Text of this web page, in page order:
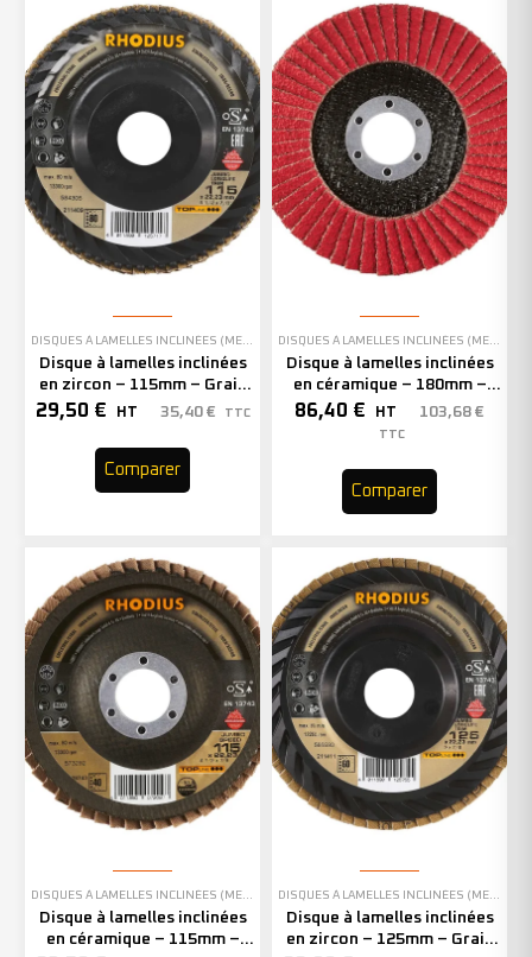
Disque à lamelles inclinées
en zircon – 115mm – Grain
80 – 211409 (x10)
29,50 € HT 35,40 € TTC
Comparer
Disque à lamelles inclinées
en céramique – 180mm –
Grain 40 – 209812 (x10)
86,40 € HT 103,68 €
TTC
Comparer
Disque à lamelles inclinées
en céramique – 115mm –
Disque à lamelles inclinées
en zircon – 125mm – Grain